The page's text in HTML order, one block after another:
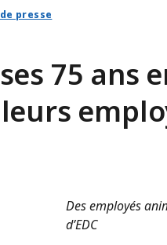
presse
75 ans
Des employés
d’EDC